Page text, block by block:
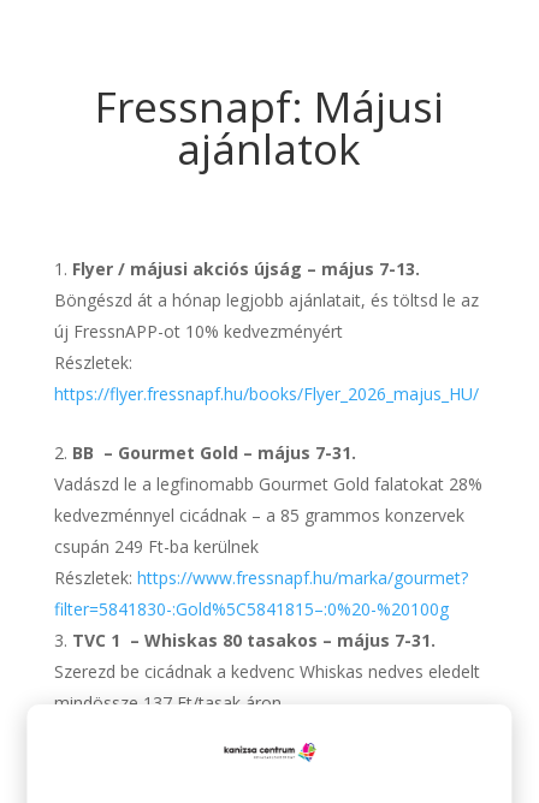
Fressnapf: Májusi
ajánlatok
Flyer / májusi akciós újság – május 7-13.
Böngészd át a hónap legjobb ajánlatait, és töltsd le az
új FressnAPP-ot 10% kedvezményért
Részletek:
https://flyer.fressnapf.hu/books/Flyer_2026_majus_HU/
BB – Gourmet Gold – május 7-31.
Vadászd le a legfinomabb Gourmet Gold falatokat 28%
kedvezménnyel cicádnak – a 85 grammos konzervek
csupán 249 Ft-ba kerülnek
Részletek: https://www.fressnapf.hu/marka/gourmet?
filter=5841830-:Gold%5C5841815–:0%20-%20100g
TVC 1 – Whiskas 80 tasakos – május 7-31.
Szerezd be cicádnak a kedvenc Whiskas nedves eledelt
mindössze 137 Ft/tasak áron
macska-tasak-mp-klasszikus-valogatas-80x85g